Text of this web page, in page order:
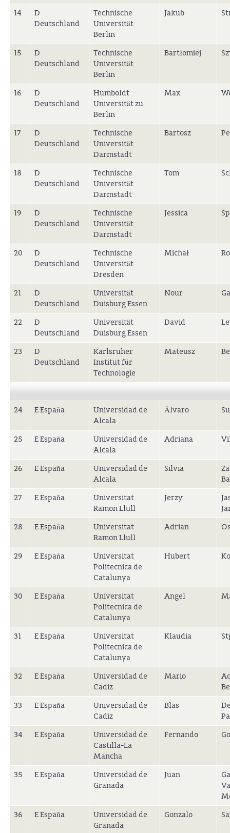
14
D
Deutschland
Technische
Universität
Berlin
Jakub
15
D
Deutschland
Technische
Universität
Berlin
Bartłomiej
16
D
Deutschland
Humboldt
Universität zu
Berlin
Max
17
D
Deutschland
Technische
Universität
Darmstadt
Bartosz
18
D
Deutschland
Technische
Universität
Darmstadt
Tom
19
D
Deutschland
Technische
Universität
Darmstadt
Jessica
20
D
Deutschland
Technische
Universität
Dresden
Michał
21
D
Deutschland
Universität
Duisburg Essen
Nour
22
D
Deutschland
Universität
Duisburg Essen
David
23
D
Deutschland
Karlsruher
Institut für
Technologie
Mateusz
24 E España
Universidad de
Alcala
Álvaro
25 E España
Universidad de
Alcala
Adriana
26 E España
Universidad de
Alcala
Silvia
27
E España
Universitat
Ramon Llull
Jerzy
28
E España
Universitat
Ramon Llull
Adrian
29 E España
Universitat
Politecnica de
Catalunya
Hubert
30 E España
Universitat
Politecnica de
Catalunya
Angel
31 E España
Universitat
Politecnica de
Catalunya
Klaudia
32 E España
Universidad de
Cadiz
Mario
33
E España
Universidad de
Cadiz
Blas
34
E España
Universidad de
Castilla-La
Mancha
Fernando
35 E España
Universidad de
Granada
Juan
36
E España
Universidad de
Granada
Gonzalo